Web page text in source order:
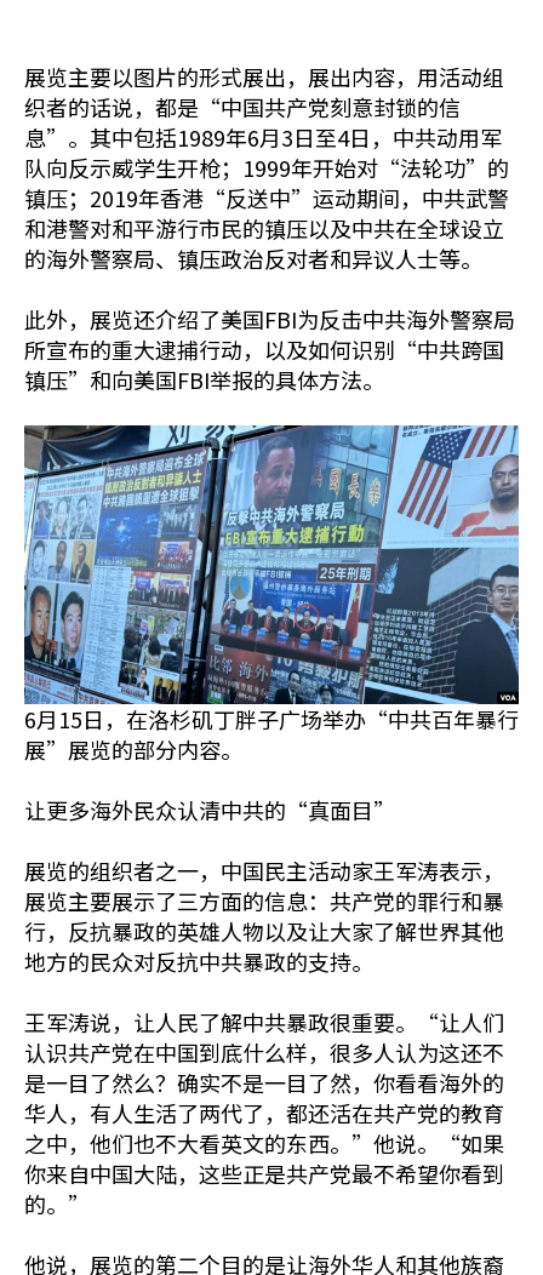
展览主要以图片的形式展出，展出内容，用活动组
织者的话说，都是“中国共产党刻意封锁的信
息”。其中包括1989年6月3日至4日，中共动用军
队向反示威学生开枪；1999年开始对“法轮功”的
镇压；2019年香港“反送中”运动期间，中共武警
和港警对和平游行市民的镇压以及中共在全球设立
的海外警察局、镇压政治反对者和异议人士等。
此外，展览还介绍了美国FBI为反击中共海外警察局
所宣布的重大逮捕行动，以及如何识别“中共跨国
镇压”和向美国FBI举报的具体方法。
6月15日，在洛杉矶丁胖子广场举办“中共百年暴行
展”展览的部分内容。
让更多海外民众认清中共的“真面目”
展览的组织者之一，中国民主活动家王军涛表示，
展览主要展示了三方面的信息：共产党的罪行和暴
行，反抗暴政的英雄人物以及让大家了解世界其他
地方的民众对反抗中共暴政的支持。
王军涛说，让人民了解中共暴政很重要。“让人们
认识共产党在中国到底什么样，很多人认为这还不
是一目了然么？确实不是一目了然，你看看海外的
华人，有人生活了两代了，都还活在共产党的教育
之中，他们也不大看英文的东西。”他说。“如果
你来自中国大陆，这些正是共产党最不希望你看到
的。”
他说，展览的第二个目的是让海外华人和其他族裔